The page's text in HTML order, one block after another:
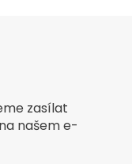
zasílat
našem e-